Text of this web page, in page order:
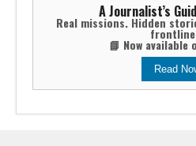
A Journalist’s
Real missions. Hidden
📘 Now available
Read